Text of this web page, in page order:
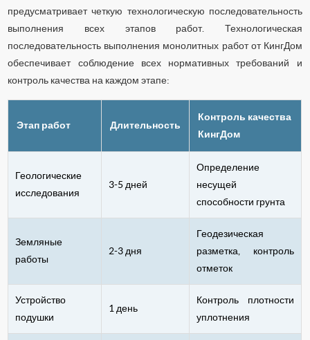
предусматривает четкую технологическую последовательность
выполнения всех этапов работ. Технологическая
последовательность выполнения монолитных работ от КингДом
обеспечивает соблюдение всех нормативных требований и
контроль качества на каждом этапе:
Этап работ Длительность
Контроль качества
КингДом
Геологические
исследования
3-5 дней
Определение
несущей
способности грунта
Земляные
работы
2-3 дня
Геодезическая
разметка, контроль
отметок
Устройство
подушки
1 день
Контроль плотности
уплотнения